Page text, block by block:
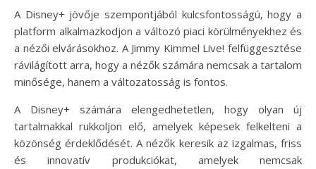
A Disney+ jövője szempontjából kulcsfontosságú, hogy a
platform alkalmazkodjon a változó piaci körülményekhez és
a nézői elvárásokhoz. A Jimmy Kimmel Live! felfüggesztése
rávilágított arra, hogy a nézők számára nemcsak a tartalom
minősége, hanem a változatosság is fontos.
A Disney+ számára elengedhetetlen, hogy olyan új
tartalmakkal rukkoljon elő, amelyek képesek felkelteni a
közönség érdeklődését. A nézők keresik az izgalmas, friss
és innovatív produkciókat, amelyek nemcsak